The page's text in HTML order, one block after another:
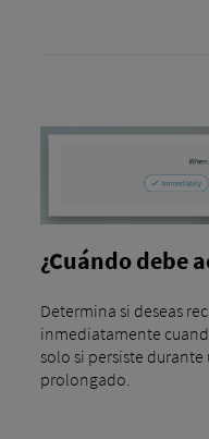
¿Cuándo debe
Determina si deseas
inmediatamente
solo si persiste
prolongado.